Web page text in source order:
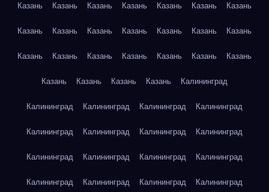
Казань Казань Казань Казань Казань Казань Казань
Казань Казань Казань Казань Казань Казань Казань
Казань Казань Казань Казань Казань Казань Казань
Казань Казань Казань Казань Калининград
Калининград Калининград Калининград Калининград
Калининград Калининград Калининград Калининград
Калининград Калининград Калининград Калининград
Калининград Калининград Калининград Калининград